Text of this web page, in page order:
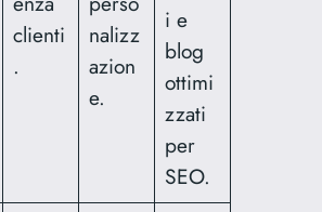
clienti
.
nalizz
azion
e.
i e
blog
ottimi
zzati
per
SEO.